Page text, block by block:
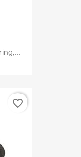
favorite_border